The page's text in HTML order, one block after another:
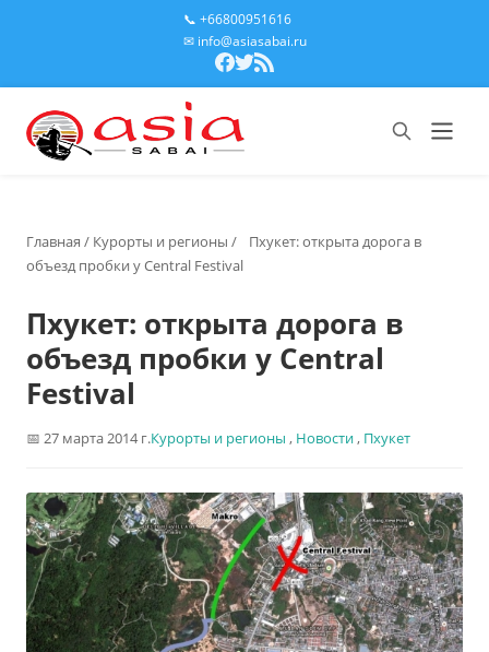
📞 +66800951616
✉ info@asiasabai.ru
Главная / Курорты и регионы /
Пхукет: открыта дорога в
объезд пробки у Central Festival
Пхукет: открыта дорога в
объезд пробки у Central
Festival
27 марта 2014 г.Курорты и регионы , Новости, Пхукет